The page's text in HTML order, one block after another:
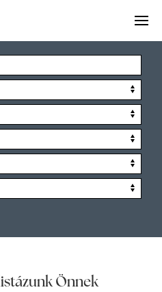
Önnek